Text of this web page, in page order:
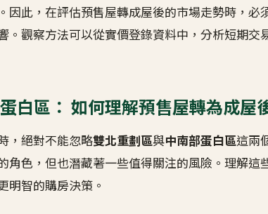
因此，在評估預售屋轉成屋後的市場走勢時，必
。觀察方法可以從實價登錄資料中，分析短期交
白區： 如何理解預售屋轉為成屋
，絕對不能忽略雙北重劃區與中南部蛋白區這兩
角色，但也潛藏著一些值得關注的風險。理解這
明智的購房決策。